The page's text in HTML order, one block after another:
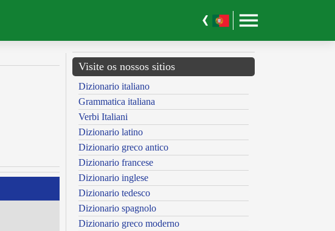
Visite os nossos sitios
Dizionario italiano
Grammatica italiana
Verbi Italiani
Dizionario latino
Dizionario greco antico
Dizionario francese
Dizionario inglese
Dizionario tedesco
Dizionario spagnolo
Dizionario greco moderno